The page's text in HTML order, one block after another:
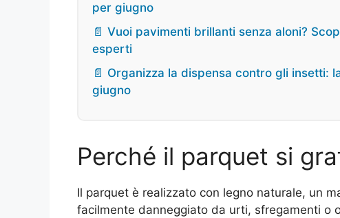
per giugno
📄 Vuoi pavimenti brillanti senza aloni?
esperti
📄 Organizza la dispensa contro gli insetti:
giugno
Perché il parquet si
Il parquet è realizzato con legno naturale, un
facilmente danneggiato da urti, sfregamenti o